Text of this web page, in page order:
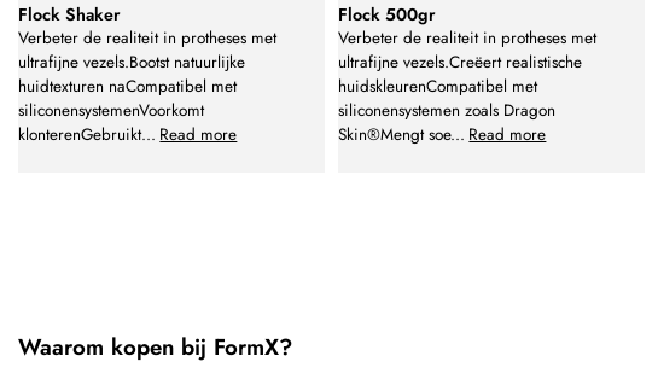
Flock Shaker
Verbeter de realiteit in protheses met
ultrafijne vezels.Bootst natuurlijke
huidtexturen naCompatibel met
siliconensystemenVoorkomt
klonterenGebruikt... Read more
Flock 500gr
Verbeter de realiteit in protheses met
ultrafijne vezels.Creëert realistische
huidskleurenCompatibel met
siliconensystemen zoals Dragon
Skin®Mengt soe... Read more
Waarom kopen bij FormX?